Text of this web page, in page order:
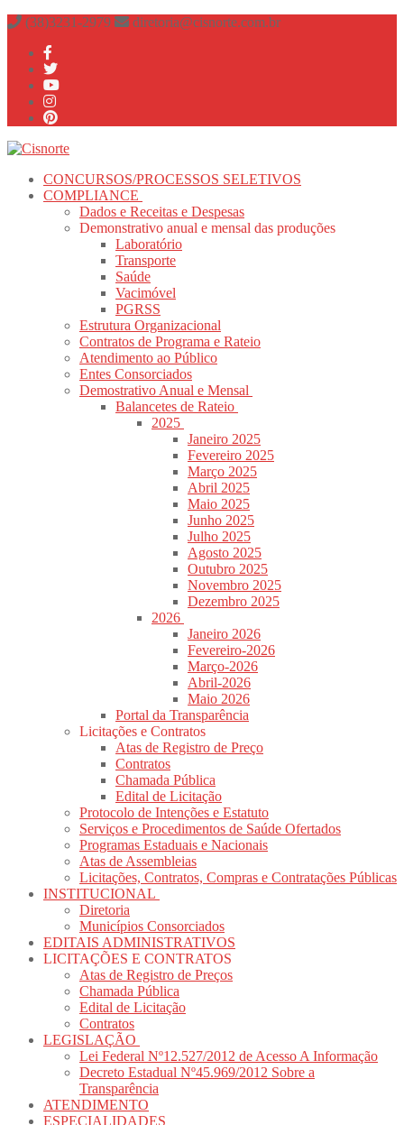
Pular
conteúdo
Menu
fechado
(38)3231-2979 diretoria@cisnorte.com.br
CONCURSOS/PROCESSOS SELETIVOS
COMPLIANCE
Dados e Receitas e Despesas
Demonstrativo anual e mensal das produções
Laboratório
Transporte
Saúde
Vacimóvel
PGRSS
Estrutura Organizacional
Contratos de Programa e Rateio
Atendimento ao Público
Entes Consorciados
Demostrativo Anual e Mensal
Balancetes de Rateio
2025
Janeiro 2025
Fevereiro 2025
Março 2025
Abril 2025
Maio 2025
Junho 2025
Julho 2025
Agosto 2025
Outubro 2025
Novembro 2025
Dezembro 2025
2026
Janeiro 2026
Fevereiro-2026
Março-2026
Abril-2026
Maio 2026
Portal da Transparência
Licitações e Contratos
Atas de Registro de Preço
Contratos
Chamada Pública
Edital de Licitação
Protocolo de Intenções e Estatuto
Serviços e Procedimentos de Saúde Ofertados
Programas Estaduais e Nacionais
Atas de Assembleias
Licitações, Contratos, Compras e Contratações Públicas
INSTITUCIONAL
Diretoria
Municípios Consorciados
EDITAIS ADMINISTRATIVOS
LICITAÇÕES E CONTRATOS
Atas de Registro de Preços
Chamada Pública
Edital de Licitação
Contratos
LEGISLAÇÃO
Lei Federal Nº12.527/2012 de Acesso A Informação
Decreto Estadual Nº45.969/2012 Sobre a
Transparência
ATENDIMENTO
ESPECIALIDADES